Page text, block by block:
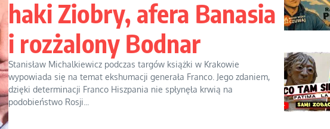
haki Ziobry, afera Banasia
i rozżalony Bodnar
Stanisław Michalkiewicz podczas targów książki w Krakowie
wypowiada się na temat ekshumacji generała Franco. Jego zdaniem,
dzięki determinacji Franco Hiszpania nie spłynęła krwią na
podobieństwo Rosji...